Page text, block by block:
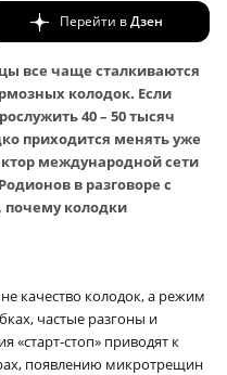
Перейти вДзен
все чаще сталкиваются
колодок. Если
40 – 50 тысяч
приходится менять уже
международной сети
в разговоре с
почему колодки
качество колодок, а режим
частые разгоны и
«старт-стоп» приводят к
появлению микротрещин